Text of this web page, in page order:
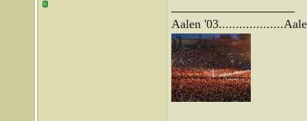
Aalen '03...................